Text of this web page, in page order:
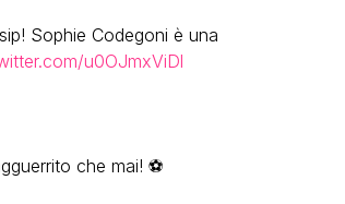
Sophie Codegoni è una
u0OJmxViDl
che mai! ⚽️